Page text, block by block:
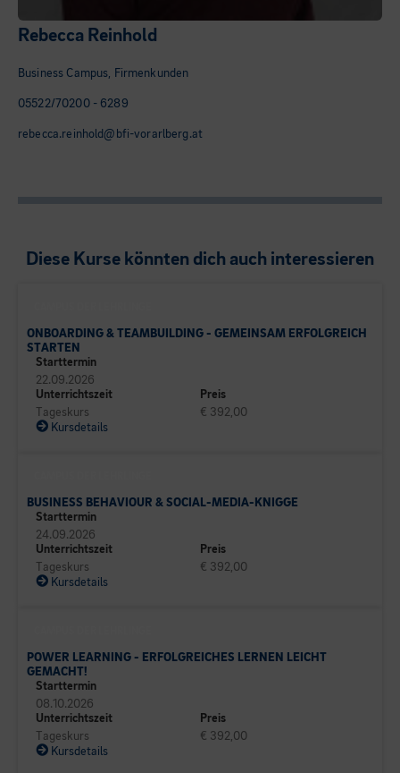
Rebecca Reinhold
Business Campus, Firmenkunden
05522/70200 - 6289
rebecca.reinhold@bfi-vorarlberg.at
Diese Kurse könnten dich auch interessieren
ONBOARDING & TEAMBUILDING - GEMEINSAM ERFOLGREICH
STARTEN
Starttermin
22.09.2026
Unterrichtszeit
Tageskurs
Preis
€ 392,00
Kursdetails
BUSINESS BEHAVIOUR & SOCIAL-MEDIA-KNIGGE
Starttermin
24.09.2026
Unterrichtszeit
Tageskurs
Preis
€ 392,00
Kursdetails
POWER LEARNING - ERFOLGREICHES LERNEN LEICHT
GEMACHT!
Starttermin
08.10.2026
Unterrichtszeit
Tageskurs
Preis
€ 392,00
Kursdetails